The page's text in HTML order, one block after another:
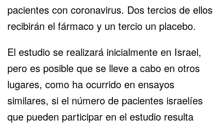
pacientes con coronavirus. Dos tercios de ellos
recibirán el fármaco y un tercio un placebo.
El estudio se realizará inicialmente en Israel,
pero es posible que se lleve a cabo en otros
lugares, como ha ocurrido en ensayos
similares, si el número de pacientes israelíes
que pueden participar en el estudio resulta